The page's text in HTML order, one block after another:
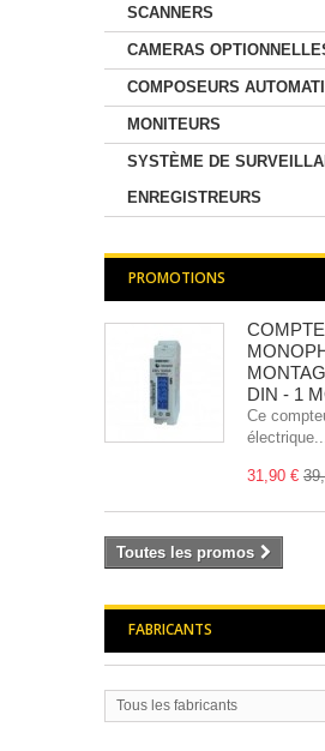
SCANNERS
CAMERAS
COMPOSEURS
MONITEURS
SYSTÈME DE
ENREGISTREURS
PROMOTIONS
DIN - 1
Ce
31,90 €
Toutes les promos
FABRICANTS
Tous les fabricants